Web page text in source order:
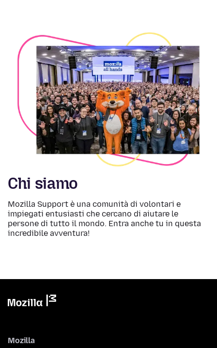
Chi siamo
Mozilla Support è una comunità di volontari e
impiegati entusiasti che cercano di aiutare le
persone di tutto il mondo. Entra anche tu in questa
incredibile avventura!
Mozilla